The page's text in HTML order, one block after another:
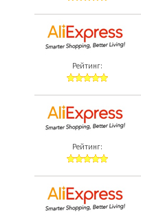
Рейтинг:
Рейтинг: